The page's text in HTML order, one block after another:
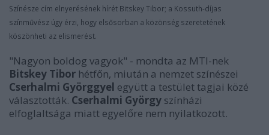
Színésze cím elnyerésének hírét Bitskey Tibor; a Kossuth-díjas
színművész úgy érzi, hogy elsősorban a közönség szeretetének
köszönheti az elismerést.
"Nagyon boldog vagyok" - mondta az MTI-nek
Bitskey Tibor hétfőn, miután a nemzet színészei
Cserhalmi Györggyel együtt a testület tagjai közé
választották. Cserhalmi György színházi
elfoglaltsága miatt egyelőre nem nyilatkozott.